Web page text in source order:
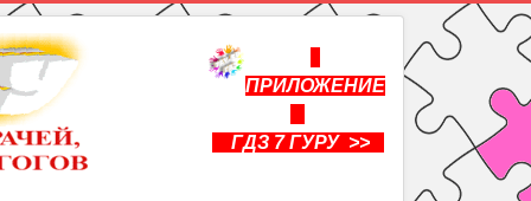
ПРИЛОЖЕНИЕ
ГДЗ 7 ГУРУ >>